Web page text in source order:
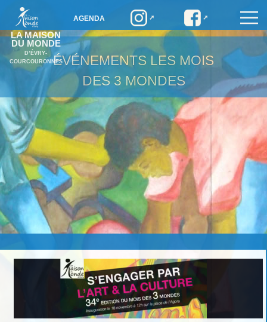
LA MAISON
DU MONDE
D’ÉVRY-
COURCOURONNES
AGENDA
ÉVÉNEMENTS LES MOIS
DES 3 MONDES